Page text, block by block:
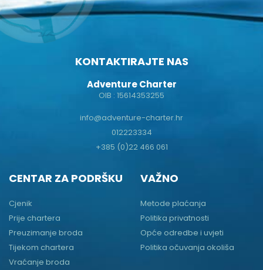
KONTAKTIRAJTE NAS
Adventure Charter
OIB : 15614353255
info@adventure-charter.hr
012223334
+385 (0)22 466 061
CENTAR ZA PODRŠKU
Cjenik
Prije chartera
Preuzimanje broda
Tijekom chartera
Vraćanje broda
VAŽNO
Metode plaćanja
Politika privatnosti
Opće odredbe i uvjeti
Politika očuvanja okoliša